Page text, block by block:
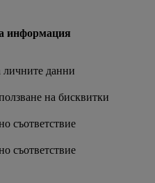
информация
личните данни
на бисквитки
съответствие
съответствие